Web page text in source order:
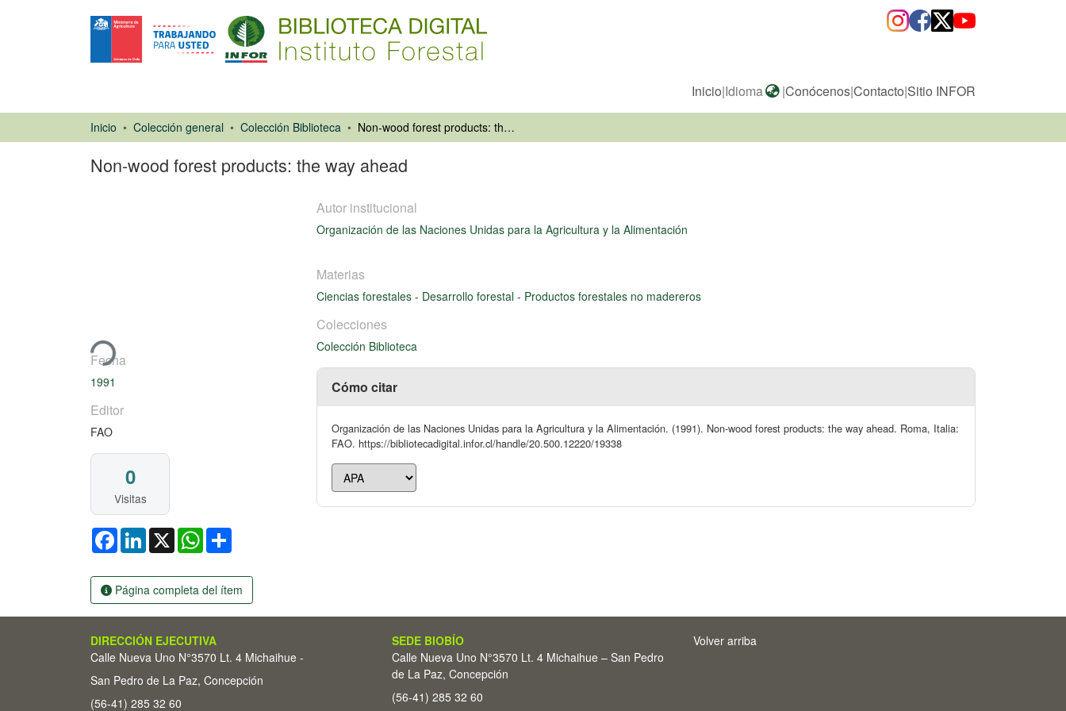
Inicio|Idioma |Conócenos|Contacto|Sitio INFOR
Inicio Colección general Colección Biblioteca Non-wood forest products: the way ahead
Non-wood forest products: the way ahead
Cargando...
Fecha
1991
Editor
FAO
0
Visitas
FacebookLinkedIn
X WhatsApp
Página completa del ítem
Autor institucional
Organización de las Naciones Unidas para la Agricultura y la Alimentación
Materias
Ciencias forestales - Desarrollo forestal - Productos forestales no madereros
Colecciones
Colección Biblioteca
Cómo citar
Organización de las Naciones Unidas para la Agricultura y la Alimentación. (1991). Non-wood forest products: the way ahead. Roma, Italia:
FAO. https://bibliotecadigital.infor.cl/handle/20.500.12220/19338
DIRECCIÓN EJECUTIVA
Calle Nueva Uno N°3570 Lt. 4 Michaihue -
San Pedro de La Paz, Concepción
(56-41) 285 32 60
SEDE BIOBÍO
Calle Nueva Uno N°3570 Lt. 4 Michaihue – San Pedro
de La Paz, Concepción
(56-41) 285 32 60
Volver arriba